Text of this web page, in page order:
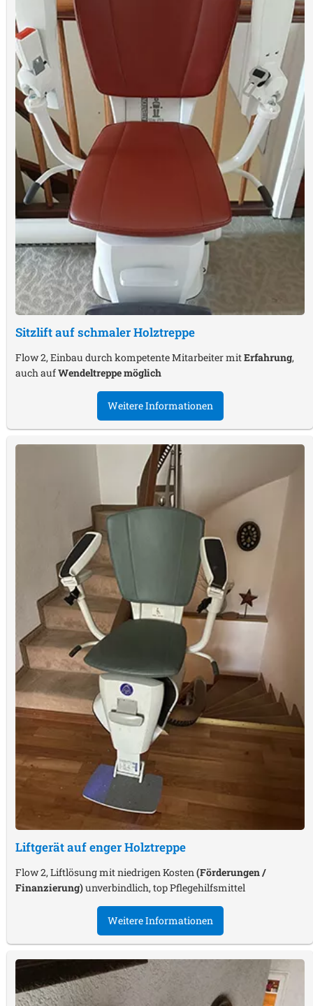
Sitzlift auf schmaler Holztreppe
Flow 2, Einbau durch kompetente Mitarbeiter mitErfahrung,
auch aufWendeltreppe möglich
Weitere Informationen
Liftgerät auf enger Holztreppe
Flow 2, Liftlösung mit niedrigen Kosten (Förderungen /
Finanzierung)unverbindlich, top Pflegehilfsmittel
Weitere Informationen